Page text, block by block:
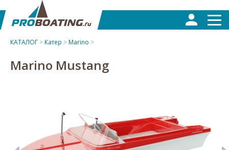
КАТАЛОГ >Катер >Marino >
Marino Mustang